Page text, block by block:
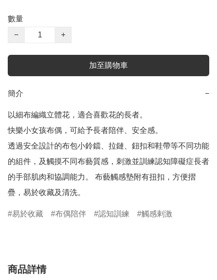
數量
−
+
加至購物車
簡介 −
以細布編織立體花，適合喜歡花的長者。
快樂小女孩布偶，可給予長者陪伴、安全感。
透過安全設計的布包小鈴鐺、拉鏈、鈕扣和鞋帶等不同功能
的組件，及觸摸不同布藝質感，刺激並訓練認知障礙症長者
的手部肌肉和協調能力。 布藝觸感墊附有扭扣，方便摺
疊，易於收藏及清洗。
易於收藏 布偶陪伴 認知訓練 觸感剌激
商品詳情